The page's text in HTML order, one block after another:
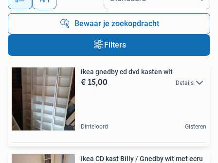
Bewaar je zoekopdracht
Filters
ikea gnedby cd dvd kasten wit
€ 15,00 Details
Dinteloord Gisteren
Ikea CD kast Billy / Gnedby wit met ecru